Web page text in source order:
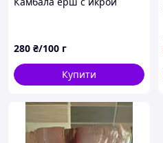
280 ₴/100 г
Купити